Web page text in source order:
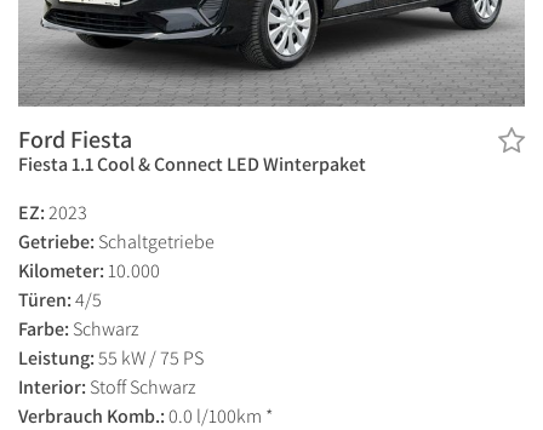
Ford Fiesta
Fiesta 1.1 Cool & Connect LED Winterpaket
EZ:2023
Getriebe: Schaltgetriebe
Kilometer: 10.000
Türen:4/5
Farbe: Schwarz
Leistung:55 kW / 75 PS
Interior: Stoff Schwarz
Verbrauch Komb.:0.0 l/100km *